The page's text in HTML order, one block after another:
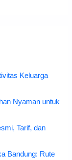
Keluarga
Nyaman untuk
Tarif, dan
Bandung: Rute